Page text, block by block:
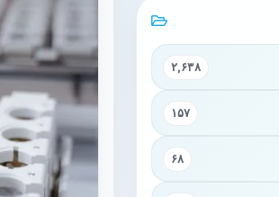
۲,۶۳۸
۱۵۷
۶۸